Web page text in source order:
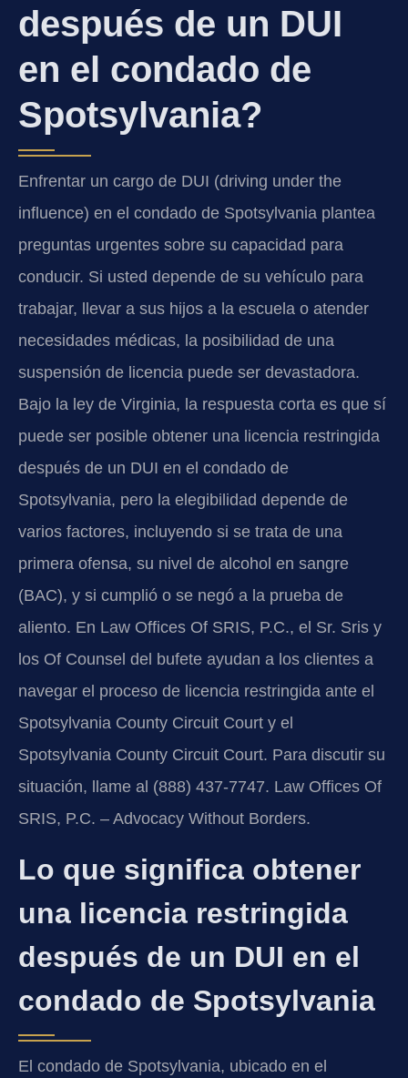
después de un DUI
en el condado de
Spotsylvania?
Enfrentar un cargo de DUI (driving under the
influence) en el condado de Spotsylvania plantea
preguntas urgentes sobre su capacidad para
conducir. Si usted depende de su vehículo para
trabajar, llevar a sus hijos a la escuela o atender
necesidades médicas, la posibilidad de una
suspensión de licencia puede ser devastadora.
Bajo la ley de Virginia, la respuesta corta es que sí
puede ser posible obtener una licencia restringida
después de un DUI en el condado de
Spotsylvania, pero la elegibilidad depende de
varios factores, incluyendo si se trata de una
primera ofensa, su nivel de alcohol en sangre
(BAC), y si cumplió o se negó a la prueba de
aliento. En Law Offices Of SRIS, P.C., el Sr. Sris y
los Of Counsel del bufete ayudan a los clientes a
navegar el proceso de licencia restringida ante el
Spotsylvania County Circuit Court y el
Spotsylvania County Circuit Court. Para discutir su
situación, llame al (888) 437-7747. Law Offices Of
SRIS, P.C. – Advocacy Without Borders.
Lo que significa obtener
una licencia restringida
después de un DUI en el
condado de Spotsylvania
El condado de Spotsylvania, ubicado en el